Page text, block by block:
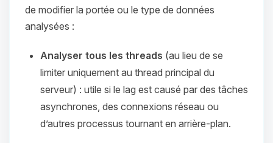
de modifier la portée ou le type de données
analysées :
Analyser tous les threads (au lieu de se
limiter uniquement au thread principal du
serveur) : utile si le lag est causé par des tâches
asynchrones, des connexions réseau ou
d’autres processus tournant en arrière-plan.